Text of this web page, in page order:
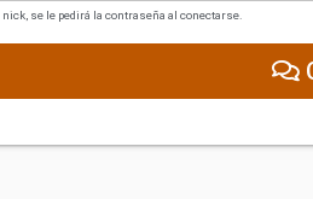
se le pedirá la contraseña al conectarse.